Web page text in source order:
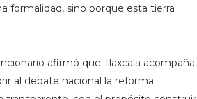
formalidad, sino porque esta tierra
afirmó que Tlaxcala acompaña
al debate nacional la reforma